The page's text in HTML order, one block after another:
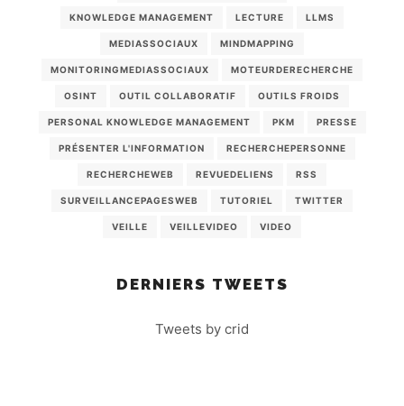
KNOWLEDGE MANAGEMENT LECTURE LLMS
MEDIASSOCIAUX MINDMAPPING
MONITORINGMEDIASSOCIAUX MOTEURDERECHERCHE
OSINT OUTIL COLLABORATIF OUTILS FROIDS
PERSONAL KNOWLEDGE MANAGEMENT PKM PRESSE
PRÉSENTER L'INFORMATION RECHERCHEPERSONNE
RECHERCHEWEB REVUEDELIENS RSS
SURVEILLANCEPAGESWEB TUTORIEL TWITTER
VEILLE VEILLEVIDEO VIDEO
DERNIERS TWEETS
Tweets by crid